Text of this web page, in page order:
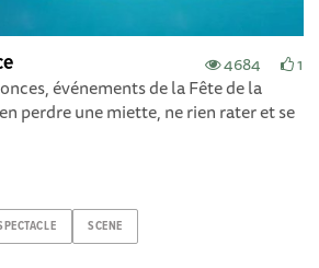
4684 1
événements de la Fête de la
perdre une miette, ne rien rater et se
SCENE